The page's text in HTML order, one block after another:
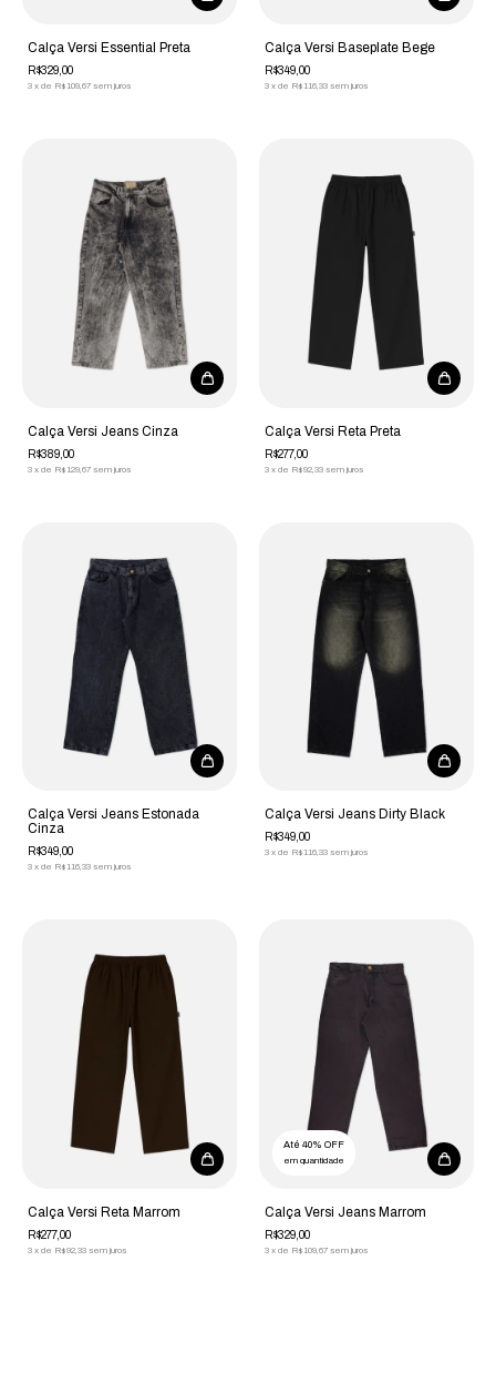
Calça Versi Essential Preta
R$329,00
3 x de R$109,67 sem juros
Calça Versi Baseplate Bege
R$349,00
3 x de R$116,33 sem juros
Calça Versi Jeans Cinza
R$389,00
3 x de R$129,67 sem juros
Calça Versi Reta Preta
R$277,00
3 x de R$92,33 sem juros
Calça Versi Jeans Estonada
Cinza
R$349,00
3 x de R$116,33 sem juros
Calça Versi Jeans Dirty Black
R$349,00
3 x de R$116,33 sem juros
Calça Versi Reta Marrom
R$277,00
3 x de R$92,33 sem juros
Até 40% OFF
em quantidade
Calça Versi Jeans Marrom
R$329,00
3 x de R$109,67 sem juros